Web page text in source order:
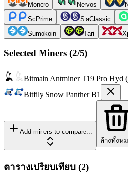
Monero
Nervos
ScPrime
SiaClassic
Sumokoin
Tari
Selected Miners (2/5)
Bitmain Antminer T19 Pro Hyd
Bitfily Snow Panther B1
Add miners to compare...
ล้างทั้งห
ตารางเปรียบเทียบ (2)